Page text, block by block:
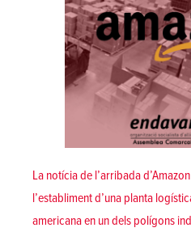
La notícia de l’arribada
l’establiment d’una planta
americana en un dels polígons